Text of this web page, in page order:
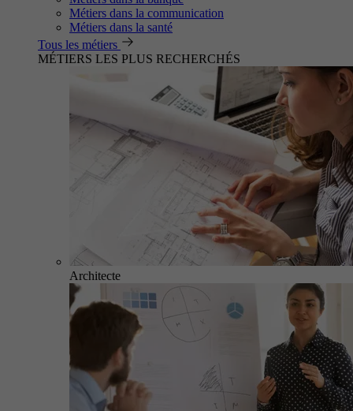
Métiers dans la communication
Métiers dans la santé
Tous les métiers
MÉTIERS LES PLUS RECHERCHÉS
Architecte